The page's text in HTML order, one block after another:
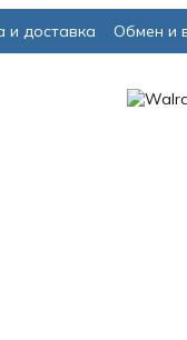
и доставка Обмен и